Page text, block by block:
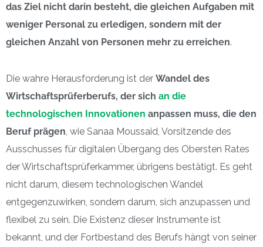
das Ziel nicht darin besteht, die gleichen Aufgaben mit
weniger Personal zu erledigen, sondern mit der
gleichen Anzahl von Personen mehr zu erreichen.
Die wahre Herausforderung ist der Wandel des
Wirtschaftsprüferberufs, der sich an die
technologischen Innovationen anpassen muss, die den
Beruf prägen , wie Sanaa Moussaid, Vorsitzende des
Ausschusses für digitalen Übergang des Obersten Rates
der Wirtschaftsprüferkammer, übrigens bestätigt. Es geht
nicht darum, diesem technologischen Wandel
entgegenzuwirken, sondern darum, sich anzupassen und
flexibel zu sein. Die Existenz dieser Instrumente ist
bekannt, und der Fortbestand des Berufs hängt von seiner